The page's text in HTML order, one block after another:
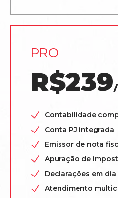
PRO
R$239
Contabilidade
Conta PJ integrada
Emissor de nota
Apuração de
Declarações em dia
Atendimento